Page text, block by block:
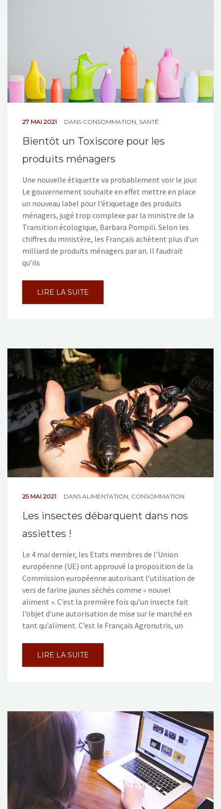
27 MAI 2021 DANS CONSOMMATION SANTÉ
Bientôt un Toxiscore pour les
produits ménagers
Une nouvelle étiquette va probablement voir le jour.
Le gouvernement souhaite en effet mettre en place
un nouveau label pour l’étiquetage des produits
ménagers, jugé trop complexe par la ministre de la
Transition écologique, Barbara Pompili. Selon les
chiffres du ministère, les Français achètent plus d’un
milliard de produits ménagers par an. Il faudrait
qu’ils
LIRE LA SUITE
25 MAI 2021 DANS ALIMENTATION CONSOMMATION
Les insectes débarquent dans nos
assiettes !
Le 4 mai dernier, les Etats membres de l’Union
européenne (UE) ont approuvé la proposition de la
Commission européenne autorisant l’utilisation de
vers de farine jaunes séchés comme « nouvel
aliment ». C’est la première fois qu’un insecte fait
l’objet d’une autorisation de mise sur le marché en
tant qu’aliment. C’est le Français Agronutris, un
LIRE LA SUITE